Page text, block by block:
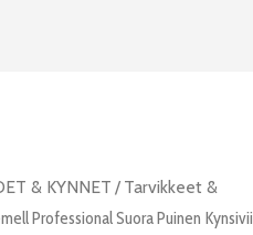
& KYNNET / Tarvikkeet &
Professional Suora Puinen